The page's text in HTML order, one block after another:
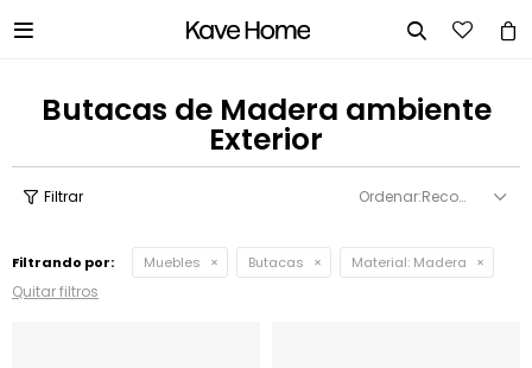
 
Butacas de Madera ambiente
Exterior
Recomendados
Filtrando por: Muebles Butacas Material: Madera
Quitar filtros